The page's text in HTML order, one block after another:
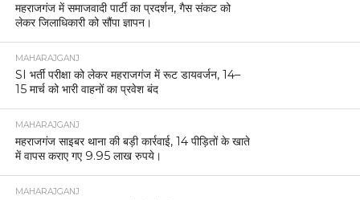
महराजगंज में समाजवादी पार्टी का प्रदर्शन, गैस संकट को
लेकर जिलाधिकारी को सौंपा ज्ञापन।
MAHARAJGANJ
SI भर्ती परीक्षा को लेकर महराजगंज में रूट डायवर्जन, 14–
15 मार्च को भारी वाहनों का प्रवेश बंद
MAHARAJGANJ
महराजगंज साइबर थाना की बड़ी कार्रवाई, 14 पीड़ितों के खाते
में वापस कराए गए 9.95 लाख रुपये।
MAHARAJGANJ